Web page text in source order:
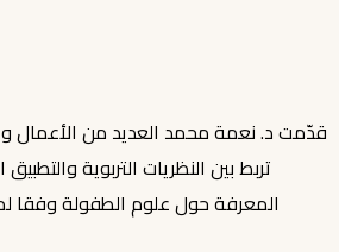
قدّمت د. نعمة محمد العديد من الأعمال
تربط بين النظريات التربوية
المعرفة حول علوم الطفولة وفقا